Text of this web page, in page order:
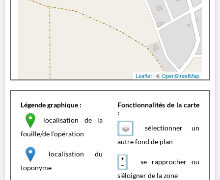
Leaflet | ©OpenStreetMap
Légende graphique :
localisation de la
fouille/de l'opération
localisation du
toponyme
Fonctionnalités de la carte
:
sélectionner un
autre fond de plan
se rapprocher ou
s'éloigner de la zone